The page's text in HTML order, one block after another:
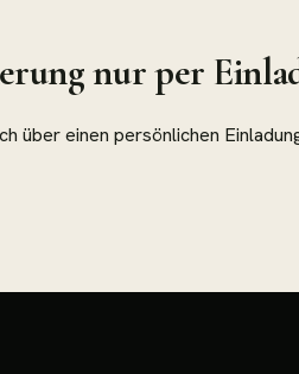
nur per
über einen persönlichen